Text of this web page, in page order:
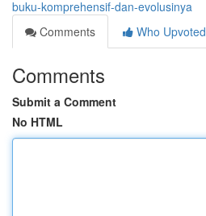
buku-komprehensif-dan-evolusinya
Comments
Who Upvoted
Comments
Submit a Comment
No HTML